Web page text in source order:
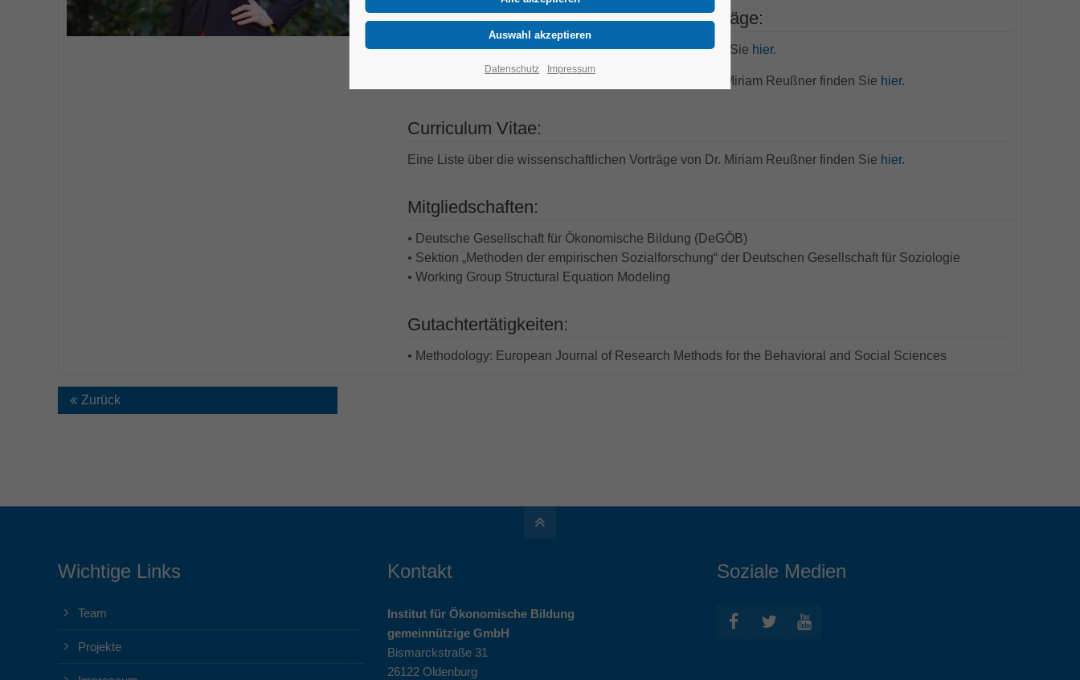
Publikationen und wissenschaftliche Vorträge:
Eine Liste der Publikationen von Miriam Reußner finden Sie hier.
Eine Liste über die wissenschaftlichen Vorträge von Dr. Miriam Reußner finden Sie hier.
Curriculum Vitae:
Eine Liste über die wissenschaftlichen Vorträge von Dr. Miriam Reußner finden Sie hier.
Mitgliedschaften:
• Deutsche Gesellschaft für Ökonomische Bildung (DeGÖB)
• Sektion „Methoden der empirischen Sozialforschung“ der Deutschen Gesellschaft für Soziologie
•Working Group Structural Equation Modeling
Gutachtertätigkeiten:
• Methodology: European Journal of Research Methods for the Behavioral and Social Sciences
Zurück
Wichtige Links
Team
Projekte
Kontakt
Institut für Ökonomische Bildung
gemeinnützige GmbH
Bismarckstraße 31
26122 Oldenburg
Soziale Medien
Datenschutz Impressum